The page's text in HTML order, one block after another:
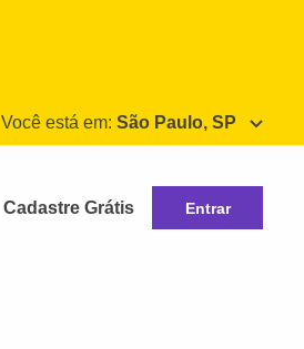
Você está em: São Paulo, SP
Cadastre Grátis Entrar